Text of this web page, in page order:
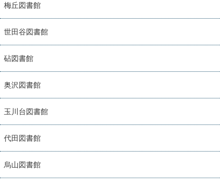
梅丘図書館
世田谷図書館
砧図書館
奥沢図書館
玉川台図書館
代田図書館
烏山図書館